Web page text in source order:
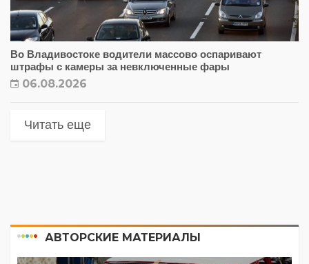
Во Владивостоке водители массово оспаривают
штрафы с камеры за невключенные фары
06.08.2026
Читать еще
АВТОРСКИЕ МАТЕРИАЛЫ